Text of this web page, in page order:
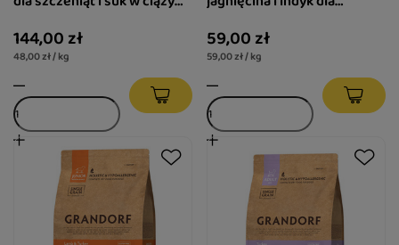
144,00 zł
48,00 zł / kg
ras 1 kg
59,00 zł
59,00 zł / kg